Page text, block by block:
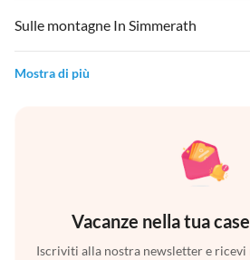
Sulle montagne In Simmerath
Mostra di più
Vacanze nella tua
Iscriviti alla nostra newsletter e